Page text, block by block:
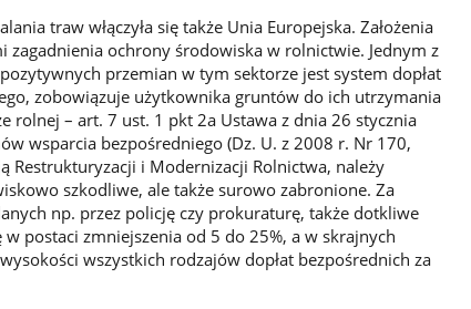
traw włączyła się także Unia Europejska. Założenia
ochrony środowiska w rolnictwie. Jednym z
przemian w tym sektorze jest system dopłat
zobowiązuje użytkownika gruntów do ich utrzymania
rolnej – art. 7 ust. 1 pkt 2a Ustawa z dnia 26 stycznia
wsparcia bezpośredniego (Dz. U. z 2008 r. Nr 170,
Restrukturyzacji i Modernizacji Rolnictwa, należy
szkodliwe, ale także surowo zabronione. Za
np. przez policję czy prokuraturę, także dotkliwe
postaci zmniejszenia od 5 do 25%, a w skrajnych
wszystkich rodzajów dopłat bezpośrednich za